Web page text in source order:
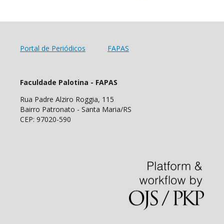
Portal de Periódicos FAPAS
Faculdade Palotina - FAPAS
Rua Padre Alziro Roggia, 115
Bairro Patronato - Santa Maria/RS
CEP: 97020-590